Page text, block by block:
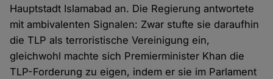
Hauptstadt Islamabad an. Die Regierung antwortete
mit ambivalenten Signalen: Zwar stufte sie daraufhin
die TLP als terroristische Vereinigung ein,
gleichwohl machte sich Premierminister Khan die
TLP-Forderung zu eigen, indem er sie im Parlament